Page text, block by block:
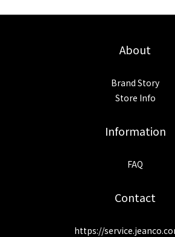
About
Brand Story
Store Info
Information
FAQ
Contact
https://